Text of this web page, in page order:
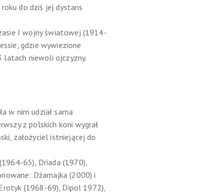
do dziś jej dystans
I wojny światowej (1914-
gdzie wywiezione
latach niewoli ojczyzny.
w nim udział sama
z polskich koni wygrał
założyciel istniejącej do
65), Driada (1970),
Dżamajka (2000) i
(1968-69), Dipol 1972),